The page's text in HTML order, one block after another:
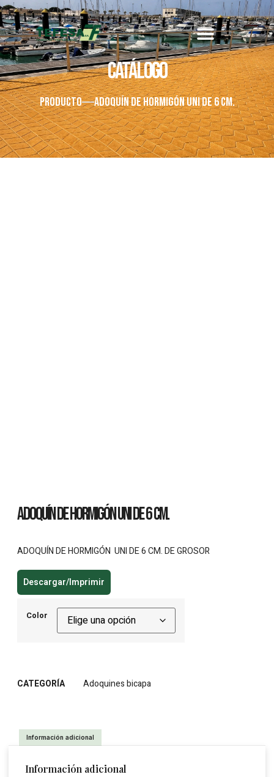
Catálogo
PRODUCTO ADOQUÍN DE HORMIGÓN UNI DE 6 CM.
ADOQUÍN DE HORMIGÓN UNI DE 6 CM.
ADOQUÍN DE HORMIGÓN UNI DE 6 CM. DE GROSOR
Descargar/Imprimir
Color
CATEGORÍA Adoquines bicapa
Información adicional
Información adicional